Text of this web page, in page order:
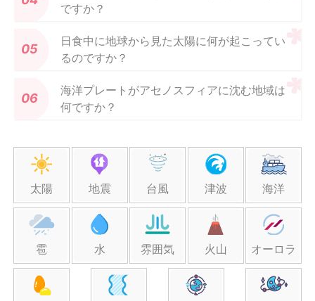
ですか？
日食中に地球から見た太陽に何が起こってい
るのですか？
海洋プレートがアセノスフィアに沈む地域は
何ですか？
太陽 地震 台風 津波 海洋
雹 水 雰囲気 火山 オーロラ